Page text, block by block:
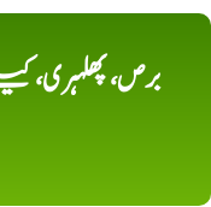
برص، پھلہری،